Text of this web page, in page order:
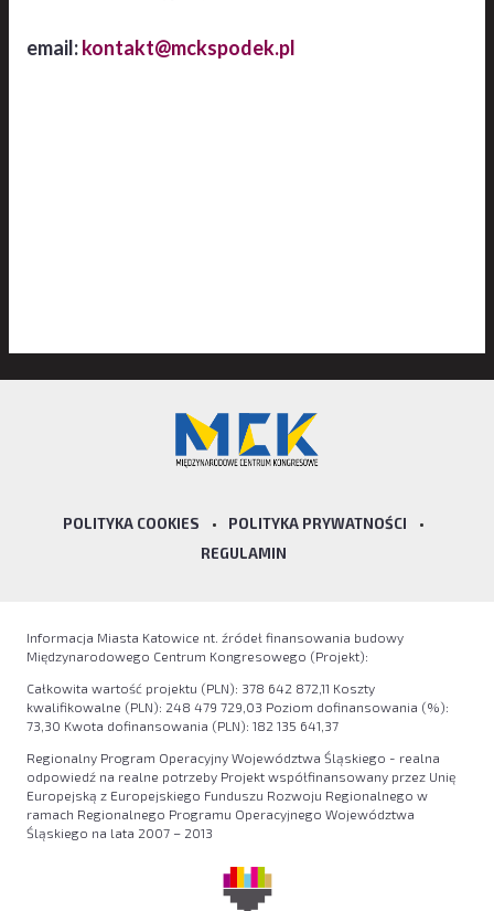
email:kontakt@mckspodek.pl
POLITYKA COOKIES • POLITYKA PRYWATNOŚCI
•
REGULAMIN
Informacja Miasta Katowice nt. źródeł finansowania budowy
Międzynarodowego Centrum Kongresowego (Projekt):
Całkowita wartość projektu (PLN): 378 642 872,11 Koszty
kwalifikowalne (PLN): 248 479 729,03 Poziom dofinansowania (%):
73,30 Kwota dofinansowania (PLN): 182 135 641,37
Regionalny Program Operacyjny Województwa Śląskiego - realna
odpowiedź na realne potrzeby Projekt współfinansowany przez Unię
Europejską z Europejskiego Funduszu Rozwoju Regionalnego w
ramach Regionalnego Programu Operacyjnego Województwa
Śląskiego na lata 2007 – 2013